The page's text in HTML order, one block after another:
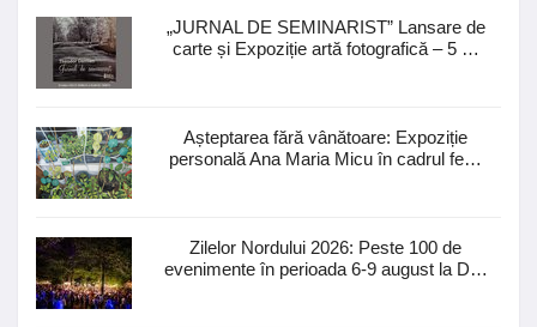
„JURNAL DE SEMINARIST” Lansare de
carte și Expoziție artă fotografică – 5 …
Așteptarea fără vânătoare: Expoziție
personală Ana Maria Micu în cadrul fe…
Zilelor Nordului 2026: Peste 100 de
evenimente în perioada 6-9 august la D…